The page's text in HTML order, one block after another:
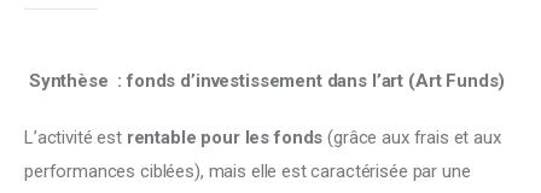
Synthèse  : fonds d’investissement dans l’art (Art Funds)
L’activité est rentable pour les fonds (grâce aux frais et aux
performances ciblées), mais elle est caractérisée par une